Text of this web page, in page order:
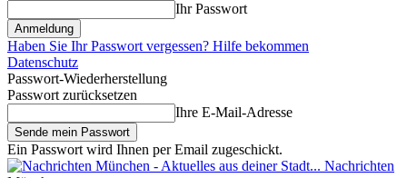
Ihr Passwort
Haben Sie Ihr Passwort vergessen? Hilfe bekommen
Datenschutz
Passwort-Wiederherstellung
Passwort zurücksetzen
Ihre E-Mail-Adresse
Ein Passwort wird Ihnen per Email zugeschickt.
Nachrichten